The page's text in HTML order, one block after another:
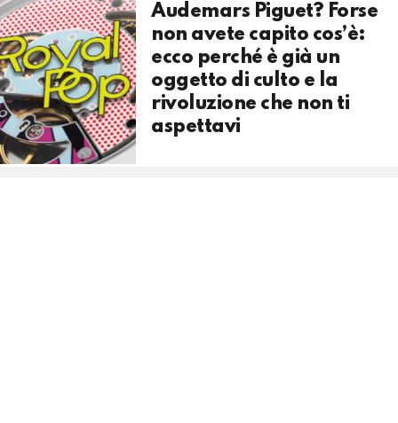
Audemars Piguet? Forse
non avete capito cos’è:
ecco perché è già un
oggetto di culto e la
rivoluzione che non ti
aspettavi